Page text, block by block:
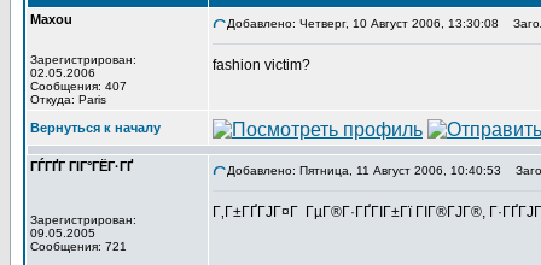
Maxou
Зарегистрирован:
02.05.2006
Сообщения: 407
Откуда: Paris
Добавлено: Четверг, 10 Август 2006, 13:30:08
fashion victim?
Вернуться к началу
ГЃГҐГ ГІГ°ГЁГ·ГҐ
Зарегистрирован:
09.05.2005
Сообщения: 721
Добавлено: Пятница, 11 Август 2006, 10:40:53
Г‚Г±ГҐГЈГ¤Г ГµГ®Г·ГҐГІГ±Гї ГІГ®ГЈГ®,